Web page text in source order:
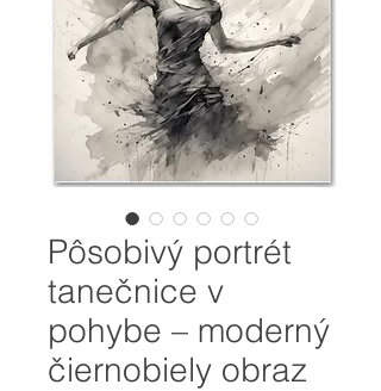
Pôsobivý portrét
tanečnice v
pohybe – moderný
čiernobiely obraz